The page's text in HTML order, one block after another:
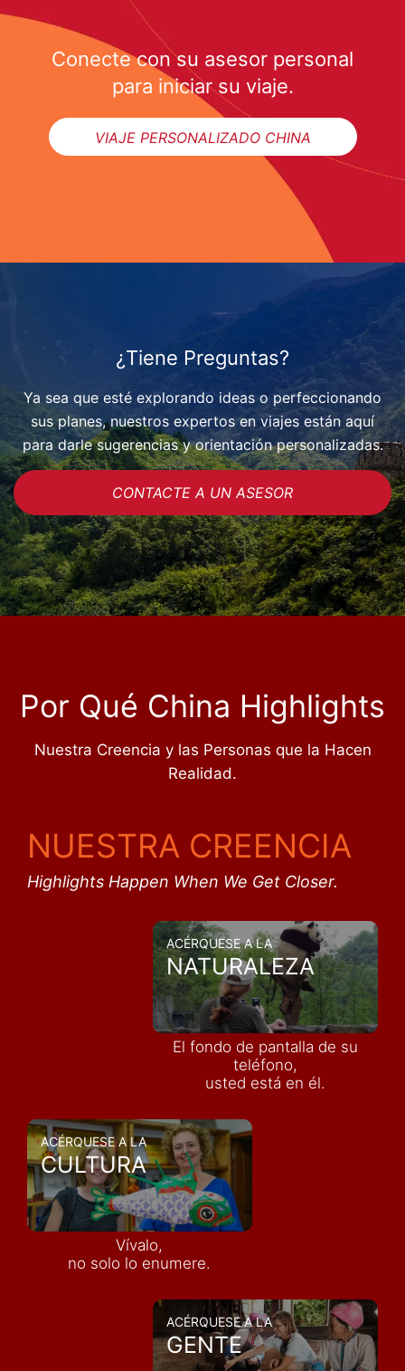
Conecte con su asesor personal
para iniciar su viaje.
VIAJE PERSONALIZADO CHINA
¿Tiene Preguntas?
Ya sea que esté explorando ideas o perfeccionando
sus planes, nuestros expertos en viajes están aquí
para darle sugerencias y orientación personalizadas.
CONTACTE A UN ASESOR
Por Qué China Highlights
Nuestra Creencia y las Personas que la Hacen
Realidad.
NUESTRA CREENCIA
Highlights Happen When We Get Closer.
ACÉRQUESE A LA
NATURALEZA
El fondo de pantalla de su
teléfono,
usted está en él.
ACÉRQUESE A LA
CULTURA
Vívalo,
no solo lo enumere.
ACÉRQUESE A LA
GENTE